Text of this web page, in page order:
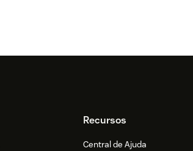
Recursos
Central de Ajuda